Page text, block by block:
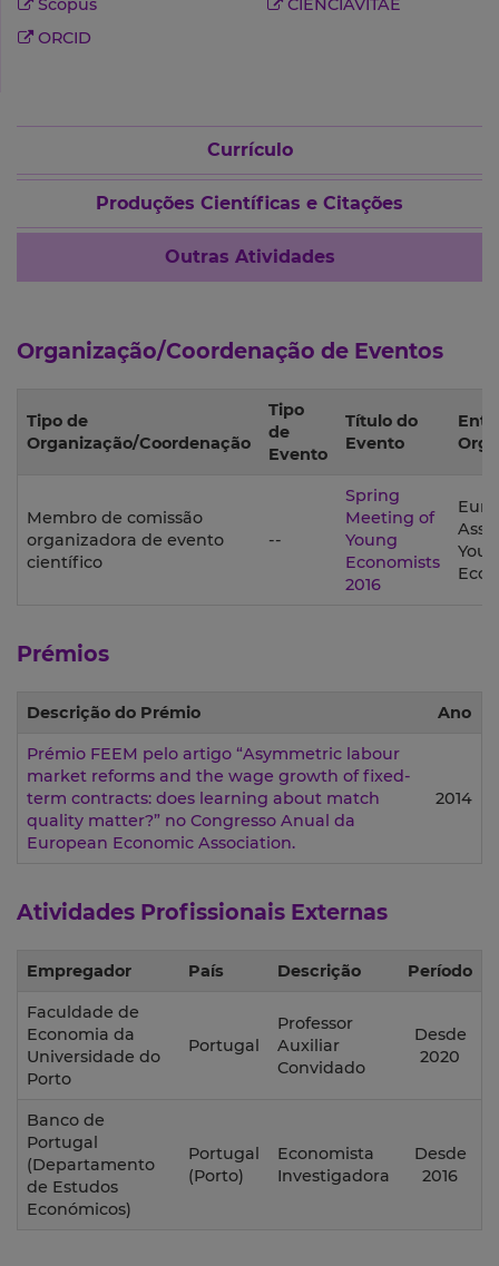
Scopus
CIÊNCIAVITAE
ORCID
Currículo
Produções Científicas e Citações
Outras Atividades
Organização/Coordenação de Eventos
Tipo de
Organização/Coordenação
Tipo
de
Evento
Título do
Evento
Membro de comissão
organizadora de evento
científico
--
Spring
Meeting of
Young
Economists
2016
Prémios
Descrição do Prémio Ano
Prémio FEEM pelo artigo “Asymmetric labour
market reforms and the wage growth of fixed-
term contracts: does learning about match
quality matter?” no Congresso Anual da
European Economic Association.
2014
Atividades Profissionais Externas
Empregador País Descrição Período
Faculdade de
Economia da
Universidade do
Porto
Portugal
Professor
Auxiliar
Convidado
Desde
2020
Banco de
Portugal
(Departamento
de Estudos
Económicos)
Portugal
(Porto)
Economista
Investigadora
Desde
2016